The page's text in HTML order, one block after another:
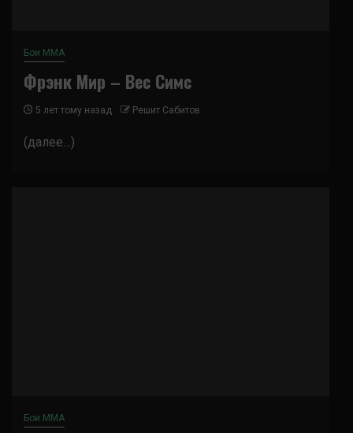
Бои ММА
Фрэнк Мир – Вес Симс
5 лет тому назад Решит Сабитов
(далее…)
Бои ММА